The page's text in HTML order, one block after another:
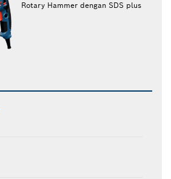
Rotary Hammer dengan SDS plus